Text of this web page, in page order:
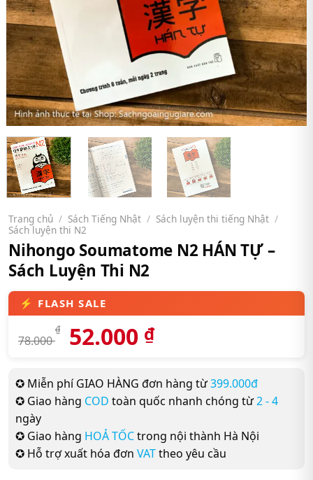
Trang chủ / Sách Tiếng Nhật / Sách luyện thi tiếng Nhật /
Sách luyện thi N2
Nihongo Soumatome N2 HÁN TỰ –
Sách Luyện Thi N2
78.000
₫ 52.000 ₫
✪ Miễn phí GIAO HÀNG đơn hàng từ399.000đ
✪ Giao hàng COD toàn quốc nhanh chóng từ2 - 4
ngày
✪ Giao hàng HOẢ TỐCtrong nội thành Hà Nội
✪ Hỗ trợ xuất hóa đơn VATtheo yêu cầu